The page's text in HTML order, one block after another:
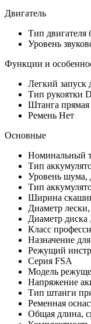
Двигатель
Тип двигателя
Уровень
Функции и
Легкий запуск
Тип рукоятки
Штанга прямая
Ремень Нет
Основные
Номинальный
Тип
Уровень шума,
Тип
Ширина
Диаметр
Диаметр
Класс
Назначение
Режущий
Серия FSA
Модель
Напряжение
Тип штанги
Ременная
Общая длина,